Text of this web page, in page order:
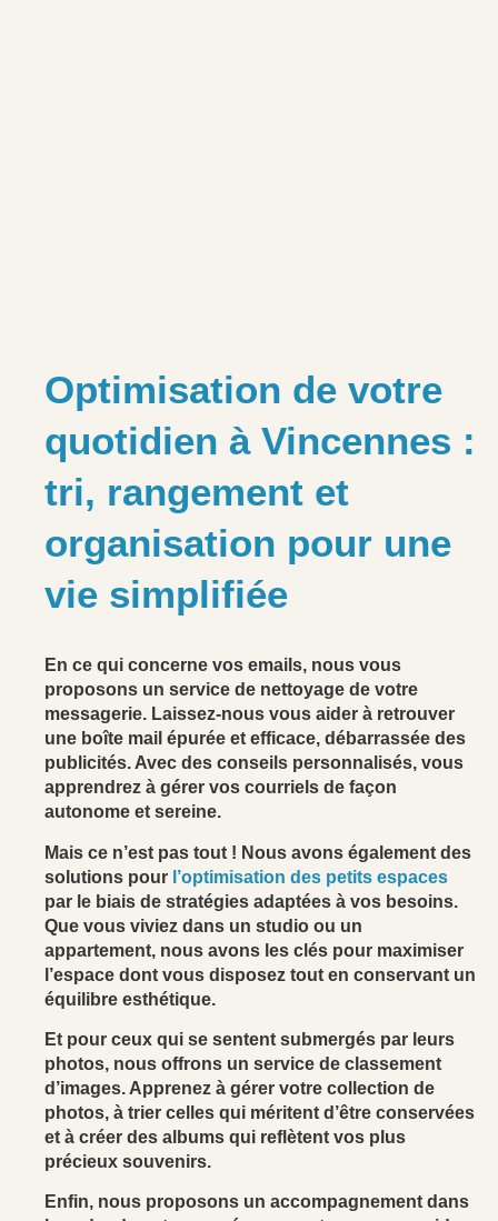
Optimisation de votre
quotidien à Vincennes :
tri, rangement et
organisation pour une
vie simplifiée
En ce qui concerne vos emails, nous vous
proposons un service de nettoyage de votre
messagerie. Laissez-nous vous aider à retrouver
une boîte mail épurée et efficace, débarrassée des
publicités. Avec des conseils personnalisés, vous
apprendrez à gérer vos courriels de façon
autonome et sereine.
Mais ce n’est pas tout ! Nous avons également des
solutions pour l’optimisation des petits espaces
par le biais de stratégies adaptées à vos besoins.
Que vous viviez dans un studio ou un
appartement, nous avons les clés pour maximiser
l’espace dont vous disposez tout en conservant un
équilibre esthétique.
Et pour ceux qui se sentent submergés par leurs
photos, nous offrons un service de classement
d’images. Apprenez à gérer votre collection de
photos, à trier celles qui méritent d’être conservées
et à créer des albums qui reflètent vos plus
précieux souvenirs.
Enfin, nous proposons un accompagnement dans